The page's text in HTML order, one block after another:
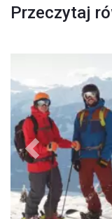
Przeczytaj
Previous